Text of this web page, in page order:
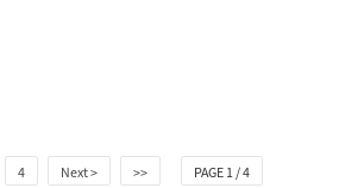
4 Next > >> PAGE 1 / 4